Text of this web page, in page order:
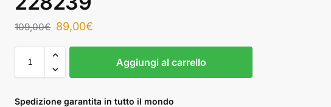
109,00€ 89,00€
Aggiungi al carrello
Spedizione garantita in tutto il mondo